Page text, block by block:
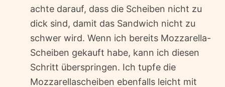
achte darauf, dass die Scheiben nicht zu
dick sind, damit das Sandwich nicht zu
schwer wird. Wenn ich bereits Mozzarella-
Scheiben gekauft habe, kann ich diesen
Schritt überspringen. Ich tupfe die
Mozzarellascheiben ebenfalls leicht mit